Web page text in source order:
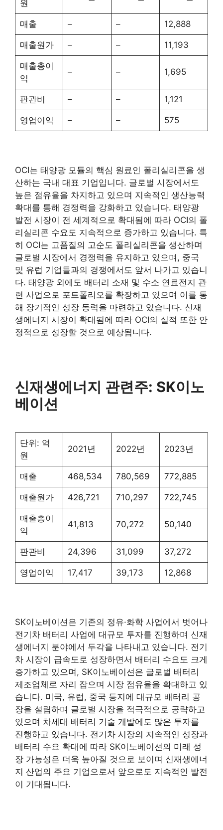
원
매출 – – 12,888
매출원가 – – 11,193
매출총이
익
– – 1,695
판관비 – – 1,121
영업이익 – – 575
OCI는 태양광 모듈의 핵심 원료인 폴리실리콘을 생
산하는 국내 대표 기업입니다. 글로벌 시장에서도
높은 점유율을 차지하고 있으며 지속적인 생산능력
확대를 통해 경쟁력을 강화하고 있습니다. 태양광
발전 시장이 전 세계적으로 확대됨에 따라 OCI의 폴
리실리콘 수요도 지속적으로 증가하고 있습니다. 특
히 OCI는 고품질의 고순도 폴리실리콘을 생산하며
글로벌 시장에서 경쟁력을 유지하고 있으며, 중국
및 유럽 기업들과의 경쟁에서도 앞서 나가고 있습니
다. 태양광 외에도 배터리 소재 및 수소 연료전지 관
련 사업으로 포트폴리오를 확장하고 있으며 이를 통
해 장기적인 성장 동력을 마련하고 있습니다. 신재
생에너지 시장이 확대됨에 따라 OCI의 실적 또한 안
정적으로 성장할 것으로 예상됩니다.
신재생에너지 관련주: SK이노
베이션
단위: 억
원
2021년 2022년 2023년
매출 468,534 780,569 772,885
매출원가 426,721 710,297 722,745
매출총이
익
41,813 70,272 50,140
판관비 24,396 31,099 37,272
영업이익 17,417 39,173 12,868
SK이노베이션은 기존의 정유·화학 사업에서 벗어나
전기차 배터리 사업에 대규모 투자를 진행하며 신재
생에너지 분야에서 두각을 나타내고 있습니다. 전기
차 시장이 급속도로 성장하면서 배터리 수요도 크게
증가하고 있으며, SK이노베이션은 글로벌 배터리
제조업체로 자리 잡으며 시장 점유율을 확대하고 있
습니다. 미국, 유럽, 중국 등지에 대규모 배터리 공
장을 설립하며 글로벌 시장을 적극적으로 공략하고
있으며 차세대 배터리 기술 개발에도 많은 투자를
진행하고 있습니다. 전기차 시장의 지속적인 성장과
배터리 수요 확대에 따라 SK이노베이션의 미래 성
장 가능성은 더욱 높아질 것으로 보이며 신재생에너
지 산업의 주요 기업으로서 앞으로도 지속적인 발전
이 기대됩니다.